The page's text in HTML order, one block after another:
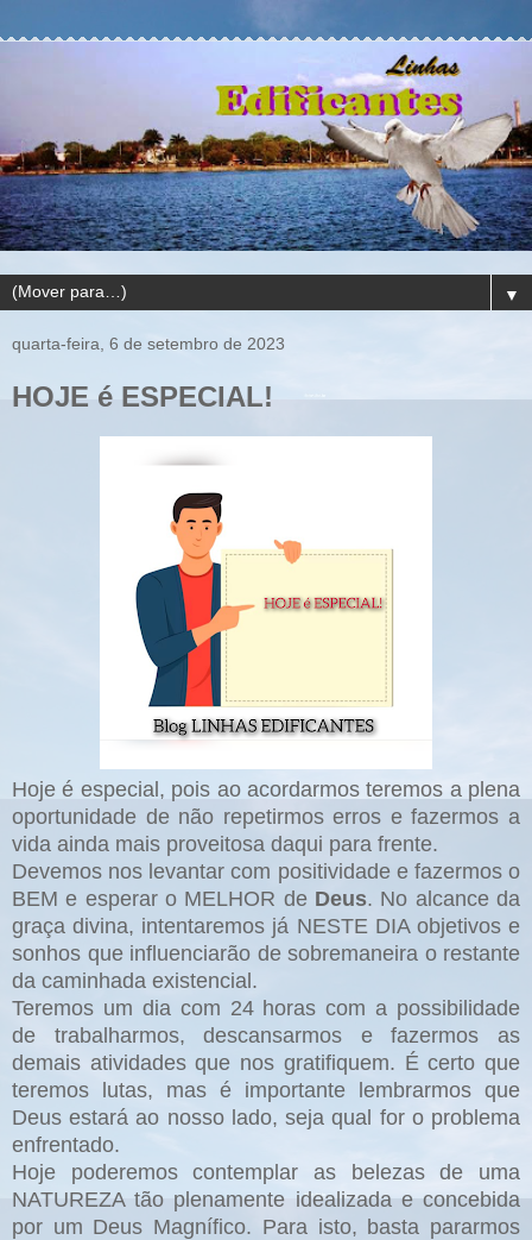
▼
quarta-feira, 6 de setembro de 2023
HOJE é ESPECIAL!
Hoje é especial, pois ao acordarmos teremos a plena
oportunidade de não repetirmos erros e fazermos a
vida ainda mais proveitosa daqui para frente.
Devemos nos levantar com positividade e fazermos o
BEM e esperar o MELHOR de Deus. No alcance da
graça divina, intentaremos já NESTE DIA objetivos e
sonhos que influenciarão de sobremaneira o restante
da caminhada existencial.
Teremos um dia com 24 horas com a possibilidade
de trabalharmos, descansarmos e fazermos as
demais atividades que nos gratifiquem. É certo que
teremos lutas, mas é importante lembrarmos que
Deus estará ao nosso lado, seja qual for o problema
enfrentado.
Hoje poderemos contemplar as belezas de uma
NATUREZA tão plenamente idealizada e concebida
por um Deus Magnífico. Para isto, basta pararmos